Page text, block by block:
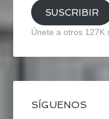
SUSCRIBIR
Únete a otros 127K
SÍGUENOS